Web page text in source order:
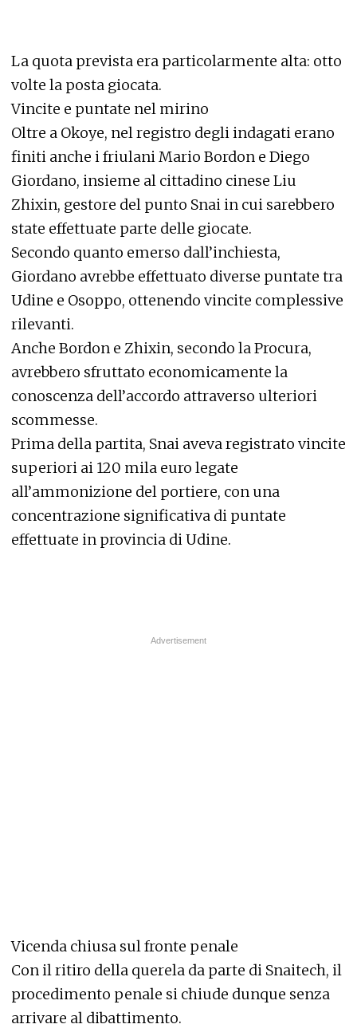
La quota prevista era particolarmente alta: otto
volte la posta giocata.
Vincite e puntate nel mirino
Oltre a Okoye, nel registro degli indagati erano
finiti anche i friulani Mario Bordon e Diego
Giordano, insieme al cittadino cinese Liu
Zhixin, gestore del punto Snai in cui sarebbero
state effettuate parte delle giocate.
Secondo quanto emerso dall’inchiesta,
Giordano avrebbe effettuato diverse puntate tra
Udine e Osoppo, ottenendo vincite complessive
rilevanti.
Anche Bordon e Zhixin, secondo la Procura,
avrebbero sfruttato economicamente la
conoscenza dell’accordo attraverso ulteriori
scommesse.
Prima della partita, Snai aveva registrato vincite
superiori ai 120 mila euro legate
all’ammonizione del portiere, con una
concentrazione significativa di puntate
effettuate in provincia di Udine.
Vicenda chiusa sul fronte penale
Con il ritiro della querela da parte di Snaitech, il
procedimento penale si chiude dunque senza
arrivare al dibattimento.